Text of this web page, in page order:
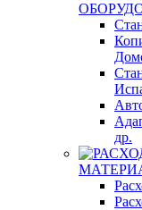
др.